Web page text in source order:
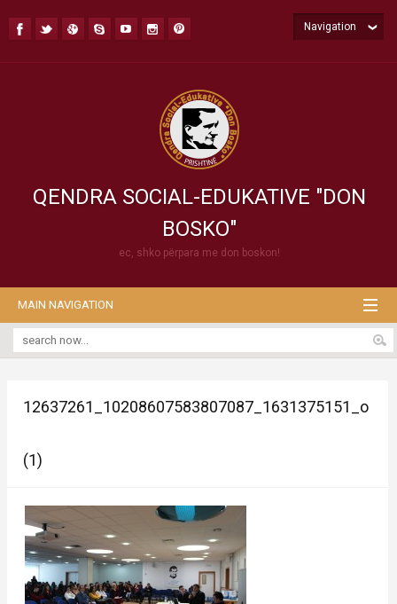
QENDRA SOCIAL-EDUKATIVE "DON
BOSKO"
ec, shko përpara me don boskon!
Navigation
MAIN NAVIGATION
12637261_10208607583807087_1631375151_o
(1)